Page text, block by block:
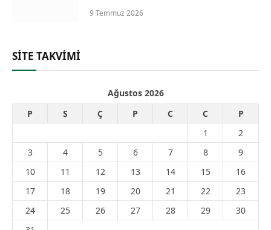
9 Temmuz 2026
SİTE TAKVİMİ
Ağustos 2026
P
S Ç P C C
P
1
2
3
4 5 6 7 8
9
10
11 12 13 14 15
16
17
18 19 20 21 22
23
24
25 26 27 28 29
30